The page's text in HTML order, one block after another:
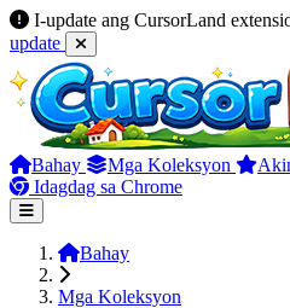
I-update ang CursorLand
update
Bahay Mga Koleksyon
Idagdag sa Chrome
Bahay
Mga Koleksyon